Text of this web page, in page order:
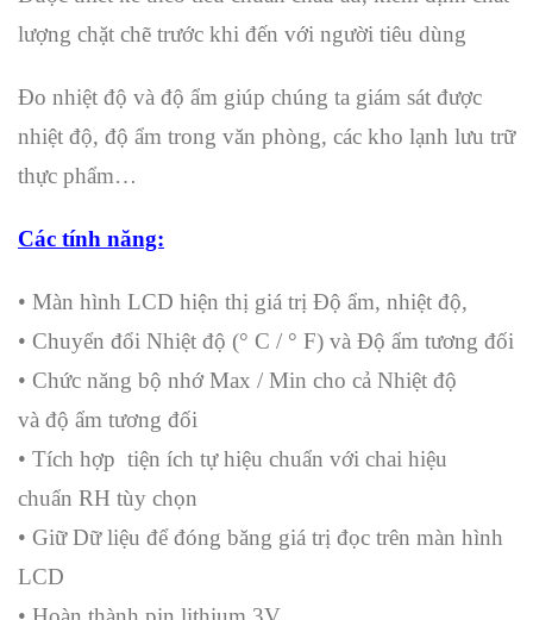
lượng chặt chẽ trước khi đến với người tiêu dùng
Đo nhiệt độ và độ ẩm giúp chúng ta giám sát được
nhiệt độ, độ ẩm trong văn phòng, các kho lạnh lưu trữ
thực phẩm…
Các tính năng:
• Màn hình LCD hiện thị giá trị Độ ẩm, nhiệt độ,
• Chuyển đổi Nhiệt độ (° C / ° F) và Độ ẩm tương đối
• Chức năng bộ nhớ Max / Min cho cả Nhiệt độ
và độ ẩm tương đối
• Tích hợp tiện ích tự hiệu chuẩn với chai hiệu
chuẩn RH tùy chọn
• Giữ Dữ liệu đểđóng băng giá trị đọc trên màn hình
LCD